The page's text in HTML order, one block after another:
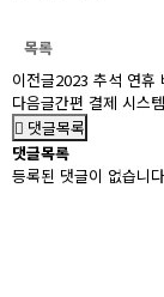
목록
이전글2023 추석 연휴
다음글간편 결제 시스
댓글목록
댓글목록
등록된 댓글이 없습니